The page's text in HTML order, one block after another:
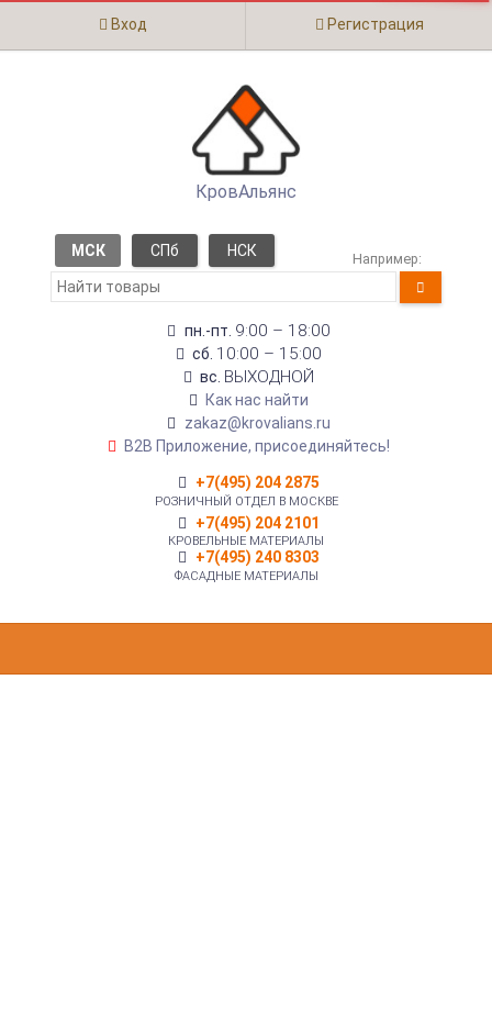
Вход Регистрация
КровАльянс
МСК СПб НСК Например:
пн.-пт. 9:00 – 18:00
сб. 10:00 – 15:00
вс. ВЫХОДНОЙ
Как нас найти
zakaz@krovalians.ru
B2B Приложение, присоединяйтесь!
+7(495) 204 2875
РОЗНИЧНЫЙ ОТДЕЛ В МОСКВЕ
+7(495) 204 2101
КРОВЕЛЬНЫЕ МАТЕРИАЛЫ
+7(495) 240 8303
ФАСАДНЫЕ МАТЕРИАЛЫ